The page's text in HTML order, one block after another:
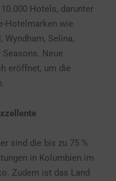
Hotels, darunter
Hotelmarken wie
Selina,
Neue
eröffnet, um die
sind die bis zu 75 %
in Kolumbien im
Zudem ist das Land